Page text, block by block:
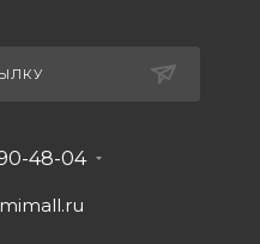
48-04